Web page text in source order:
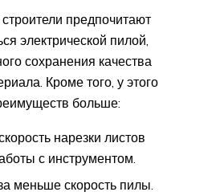
предпочитают
электрической пилой,
сохранения качества
Кроме того, у этого
больше:
нарезки листов
с инструментом.
меньше скорость пилы.